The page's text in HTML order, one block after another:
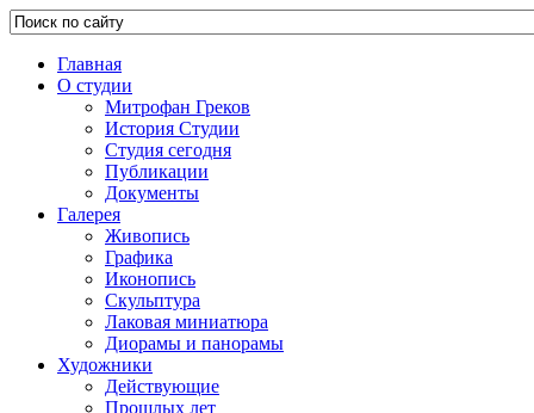
Главная
О студии
Митрофан Греков
История Студии
Студия сегодня
Публикации
Документы
Галерея
Живопись
Графика
Иконопись
Скульптура
Лаковая миниатюра
Диорамы и панорамы
Художники
Действующие
Прошлых лет